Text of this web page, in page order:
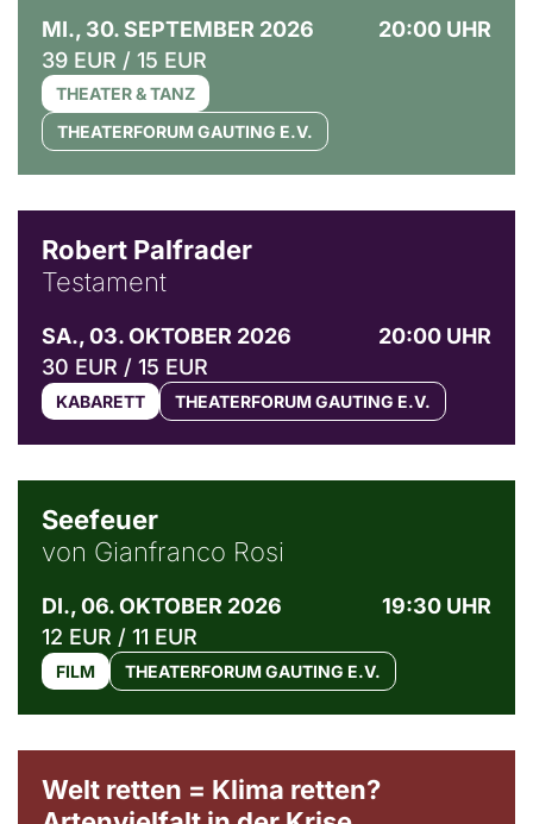
MI., 30. SEPTEMBER 2026
20:00 UHR
39 EUR / 15 EUR
THEATER & TANZ
THEATERFORUM GAUTING E.V.
Robert Palfrader
Testament
SA., 03. OKTOBER 2026
20:00 UHR
30 EUR / 15 EUR
KABARETT THEATERFORUM GAUTING E.V.
Seefeuer
von Gianfranco Rosi
DI., 06. OKTOBER 2026
19:30 UHR
12 EUR / 11 EUR
FILM THEATERFORUM GAUTING E.V.
Welt retten = Klima retten?